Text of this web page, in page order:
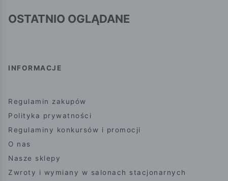
OSTATNIO OGLĄDANE
INFORMACJE
Regulamin zakupów
Polityka prywatności
Regulaminy konkursów i promocji
O nas
Nasze sklepy
Zwroty i wymiany w salonach stacjonarnych